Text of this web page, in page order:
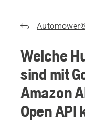
Welche
sind mit
Amazon
Open API